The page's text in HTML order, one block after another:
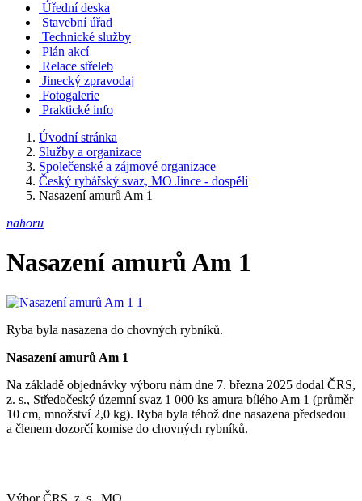
Úřední deska
Stavební úřad
Technické služby
Plán akcí
Relace střeleb
Jinecký zpravodaj
Fotogalerie
Praktické info
Úvodní stránka
Služby a organizace
Společenské a zájmové organizace
Český rybářský svaz, MO Jince - dospělí
Nasazení amurů Am 1
nahoru
Nasazení amurů Am 1
Ryba byla nasazena do chovných rybníků.
Nasazení amurů Am 1
Na základě objednávky výboru nám dne 7. března 2025 dodal ČRS,
z. s., Středočeský územní svaz 1 000 ks amura bílého Am 1 (průměr
10 cm, množství 2,0 kg). Ryba byla téhož dne nasazena předsedou
a členem dozorčí komise do chovných rybníků.
Výbor ČRS, z. s., MO